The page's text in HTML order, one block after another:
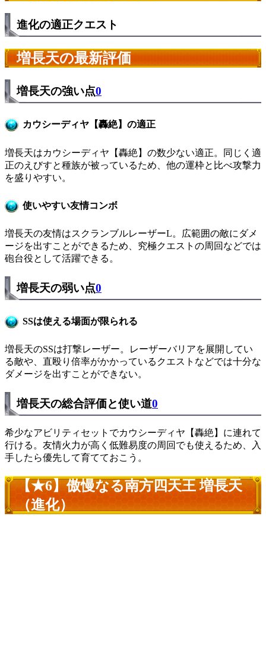
進化の適正クエスト
増長天の最新評価
増長天の強い点0
カウシーディヤ【轟絶】の適正
増長天はカウシーディヤ【轟絶】の数少ない適正。同じく適
正のえびすと種族が被っているため、他の運枠と比べ攻撃力
を盛りやすい。
使いやすい友情コンボ
増長天の友情はスクランブルレーザーL。広範囲の敵にダメ
ージを出すことができるため、究極クエストの周回などでは
砲台役として活躍できる。
増長天の弱い点0
SSは使える場面が限られる
増長天のSSは打撃レーザー。レーザーバリアを展開してい
る敵や、直殴り倍率がかかっているクエストなどでは十分な
ダメージを出すことができない。
増長天の総合評価と使い道0
希少なアビリティセットでカウシーディヤ【轟絶】に連れて
行ける。友情火力が高く低難易度の周回でも使えるため、入
手したら優先して育てておこう。
【★6】傲慢なる南方四天王 増長天
（進化）